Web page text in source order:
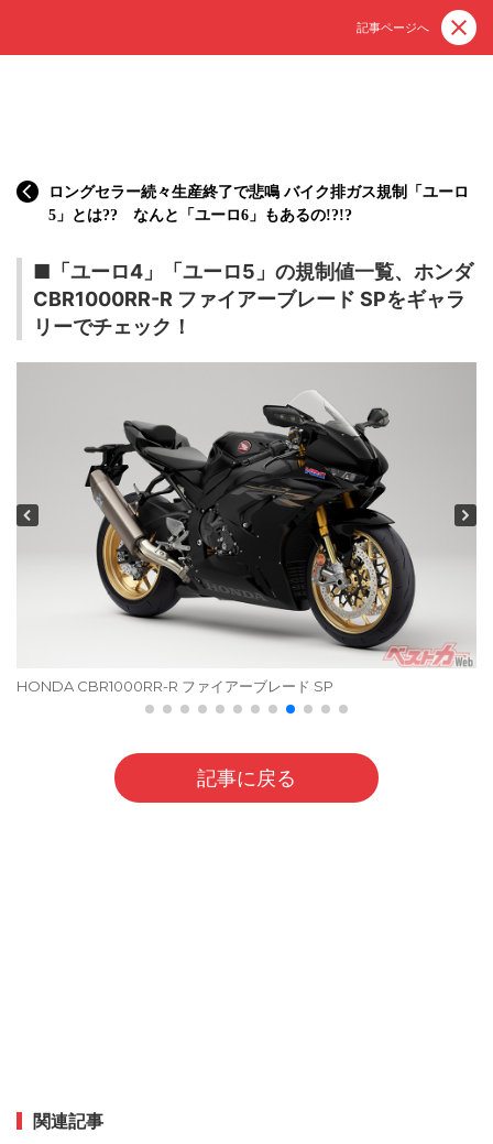
記事ページへ
ロングセラー続々生産終了で悲鳴 バイク排ガス規制「ユーロ
5」とは?? なんと「ユーロ6」もあるの!?!?
■「ユーロ4」「ユーロ5」の規制値一覧、ホンダ
CBR1000RR-R ファイアーブレード SPをギャラ
リーでチェック！
HONDA CBR1000RR-R ファイアーブレード SP
記事に戻る
関連記事